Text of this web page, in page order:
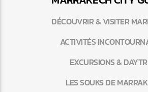
DÉCOUVRIR & VISITER
ACTIVITÉS
EXCURSIONS &
LES SOUKS DE